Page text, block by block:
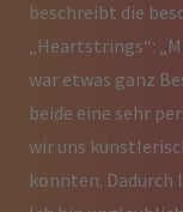
beschreibt die
„Heartstrings“:
war etwas ganz
beide eine sehr
wir uns
konnten. Dadurch